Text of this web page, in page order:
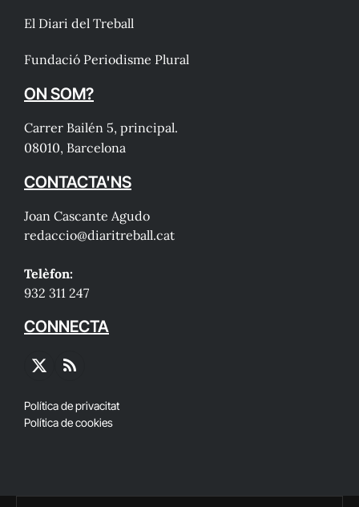
El Diari del Treball
Fundació Periodisme Plural
ON SOM?
Carrer Bailén 5, principal.
08010, Barcelona
CONTACTA'NS
Joan Cascante Agudo
redaccio@diaritreball.cat
Telèfon:
932 311 247
CONNECTA
X
RSS
Política de privacitat
Política de cookies